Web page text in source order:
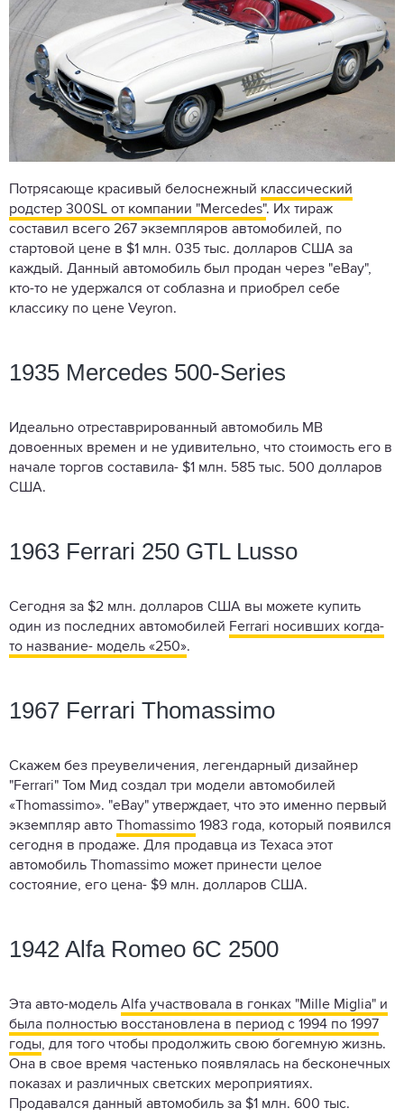
Потрясающе красивый белоснежный классический
родстер 300SL от компании "Mercedes". Их тираж
составил всего 267 экземпляров автомобилей, по
стартовой цене в $1 млн. 035 тыс. долларов США за
каждый. Данный автомобиль был продан через "eBay",
кто-то не удержался от соблазна и приобрел себе
классику по цене Veyron.
1935 Mercedes 500-Series
Идеально отреставрированный автомобиль MB
довоенных времен и не удивительно, что стоимость его в
начале торгов составила- $1 млн. 585 тыс. 500 долларов
США.
1963 Ferrari 250 GTL Lusso
Сегодня за $2 млн. долларов США вы можете купить
один из последних автомобилей Ferrari носивших когда-
то название- модель «250».
1967 Ferrari Thomassimo
Скажем без преувеличения, легендарный дизайнер
"Ferrari" Том Мид создал три модели автомобилей
«Thomassimo». "eBay" утверждает, что это именно первый
экземпляр авто Thomassimo 1983 года, который появился
сегодня в продаже. Для продавца из Техаса этот
автомобиль Thomassimo может принести целое
состояние, его цена- $9 млн. долларов США.
1942 Alfa Romeo 6C 2500
Эта авто-модель Alfa участвовала в гонках "Mille Miglia" и
была полностью восстановлена в период с 1994 по 1997
годы, для того чтобы продолжить свою богемную жизнь.
Она в свое время частенько появлялась на бесконечных
показах и различных светских мероприятиях.
Продавался данный автомобиль за $1 млн. 600 тыс.